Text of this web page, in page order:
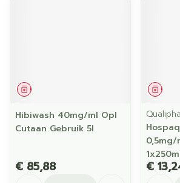
Geneesmiddel
Hibiwash 40mg/ml Opl
Cutaan Gebruik 5l
€ 85,88
0,5mg/
€